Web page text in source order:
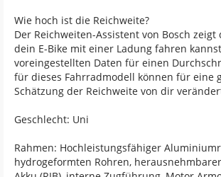
Wie hoch ist die Reichweite?
Der Reichweiten-Assistent von Bosch
dein E-Bike mit einer Ladung fahren
voreingestellten Daten für einen
für dieses Fahrradmodell können für eine
Schätzung der Reichweite von dir
Geschlecht: Uni
Rahmen: Hochleistungsfähiger
hydrogeformten Rohren,